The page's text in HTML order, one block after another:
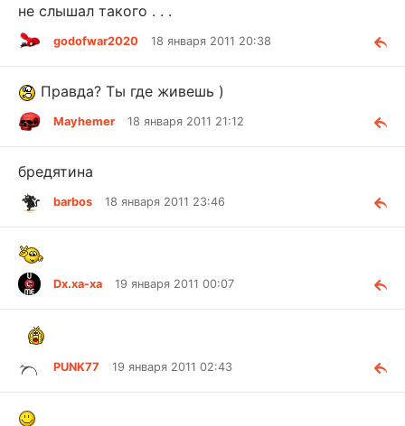
не слышал такого . . .
godofwar2020 18 января 2011 20:38
Правда? Ты где живешь )
Mayhemer 18 января 2011 21:12
бредятина
barbos 18 января 2011 23:46
Dx.xa-xa 19 января 2011 00:07
PUNK77 19 января 2011 02:43